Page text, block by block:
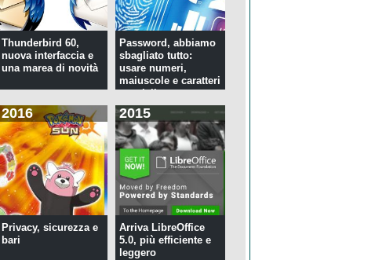
Thunderbird 60,
nuova interfaccia e
una marea di novità
Password, abbiamo
sbagliato tutto:
usare numeri,
maiuscole e caratteri
speciali ...
2016
Privacy, sicurezza e
bari
2015
Arriva LibreOffice
5.0, più efficiente e
leggero